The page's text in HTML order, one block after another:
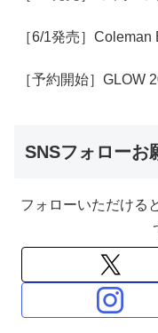
［6/1発売］
［予約開始］GLOW
SNSフォローお
フォローいただける